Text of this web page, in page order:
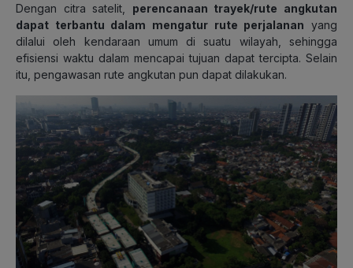
Dengan citra satelit, perencanaan trayek/rute angkutan
dapat terbantu dalam mengatur rute perjalanan yang
dilalui oleh kendaraan umum di suatu wilayah, sehingga
efisiensi waktu dalam mencapai tujuan dapat tercipta. Selain
itu, pengawasan rute angkutan pun dapat dilakukan.